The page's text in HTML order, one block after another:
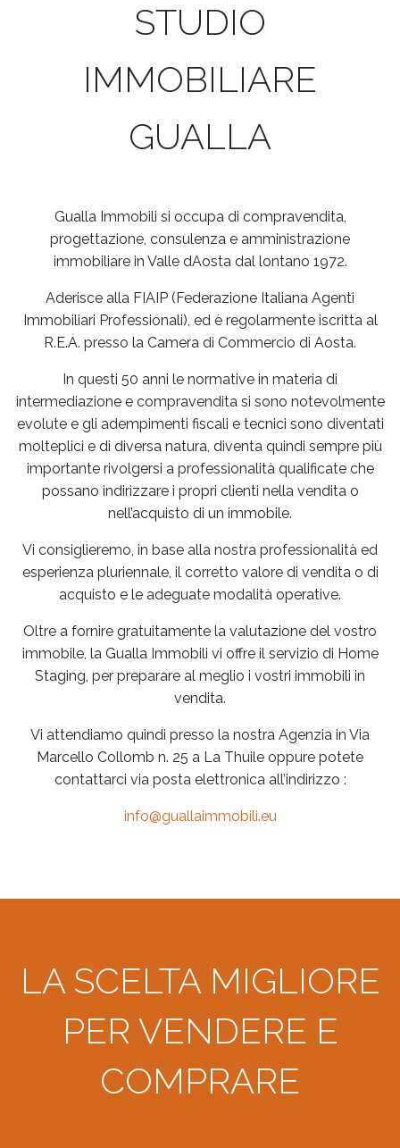
STUDIO
IMMOBILIARE
GUALLA
Gualla Immobili si occupa di compravendita,
progettazione, consulenza e amministrazione
immobiliare in Valle dAosta dal lontano 1972.
Aderisce alla FIAIP (Federazione Italiana Agenti
Immobiliari Professionali), ed è regolarmente iscritta al
R.E.A. presso la Camera di Commercio di Aosta.
In questi 50 anni le normative in materia di
intermediazione e compravendita si sono notevolmente
evolute e gli adempimenti fiscali e tecnici sono diventati
molteplici e di diversa natura, diventa quindi sempre più
importante rivolgersi a professionalità qualificate che
possano indirizzare i propri clienti nella vendita o
nell’acquisto di un immobile.
Vi consiglieremo, in base alla nostra professionalità ed
esperienza pluriennale, il corretto valore di vendita o di
acquisto e le adeguate modalità operative.
Oltre a fornire gratuitamente la valutazione del vostro
immobile, la Gualla Immobili vi offre il servizio di Home
Staging, per preparare al meglio i vostri immobili in
vendita.
Vi attendiamo quindi presso la nostra Agenzia in Via
Marcello Collomb n. 25 a La Thuile oppure potete
contattarci via posta elettronica all’indirizzo :
info@guallaimmobili.eu
LA SCELTA MIGLIORE
PER VENDERE E
COMPRARE